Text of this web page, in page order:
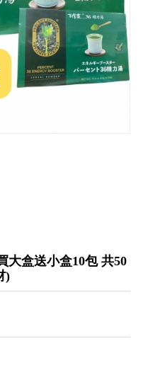
大盒送小盒10包 共50
)